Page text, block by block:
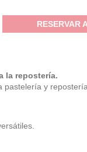
RESERVAR
la repostería.
y